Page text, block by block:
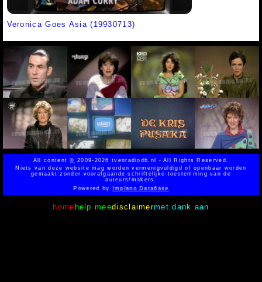
Veronica Goes Asia (19930713)
All content© 2009-2026 tvenradiodb.nl - All Rights Reserved.
Niets van deze website mag worden vermenigvuldigd of openbaar worden
gemaakt zonder voorafgaande schriftelijke toestemming van de
auteurs/makers.
Powered byImplano Data6ase
home help meedisclaimermet dank aan